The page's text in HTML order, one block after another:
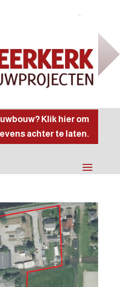
Klik hier om
achter te laten.